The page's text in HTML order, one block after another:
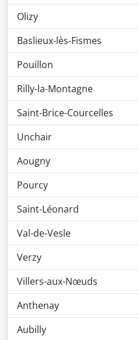
Olizy
Baslieux-lès-Fismes
Pouillon
Rilly-la-Montagne
Saint-Brice-Courcelles
Unchair
Aougny
Pourcy
Saint-Léonard
Val-de-Vesle
Verzy
Villers-aux-Nœuds
Anthenay
Aubilly